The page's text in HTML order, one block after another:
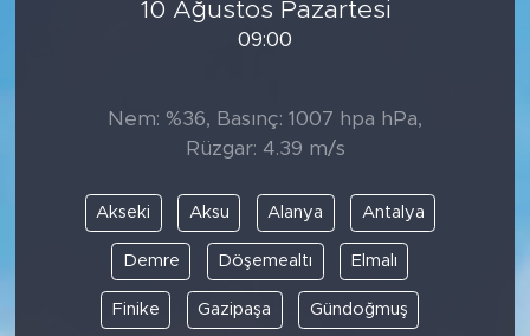
10 Ağustos Pazartesi
09:00
Nem: %36, Basınç: 1007 hpa hPa,
Rüzgar: 4.39 m/s
Akseki Aksu Alanya Antalya
Demre Döşemealtı Elmalı
Finike Gazipaşa Gündoğmuş